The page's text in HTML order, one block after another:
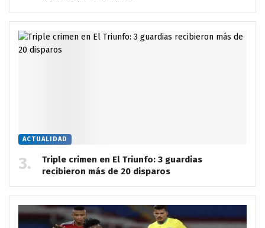
ACTUALIDAD
Triple crimen en El Triunfo: 3 guardias
recibieron más de 20 disparos